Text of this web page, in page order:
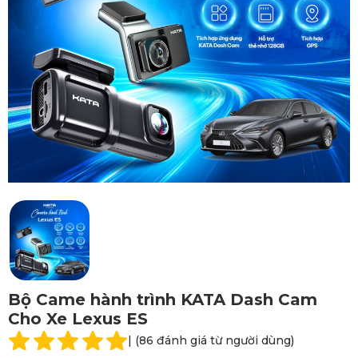
Bộ Came hành trình KATA Dash Cam
Cho Xe Lexus ES
| (86 đánh giá từ người dùng)